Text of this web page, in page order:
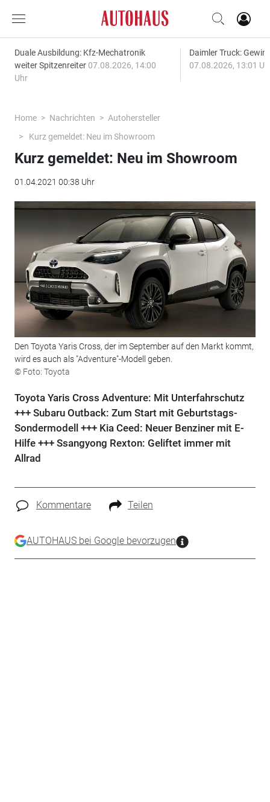
Duale Ausbildung: Kfz-Mechatronik
weiter Spitzenreiter 07.08.2026, 14:00
Uhr
Daimler Truck:
07.08.2026, 13:01
Home Nachrichten
Autohersteller
Kurz gemeldet: Neu im Showroom
Kurz gemeldet: Neu im Showroom
01.04.2021 00:38 Uhr
Den Toyota Yaris Cross, der im September auf den Markt kommt,
wird es auch als "Adventure"-Modell geben.
© Foto: Toyota
Toyota Yaris Cross Adventure: Mit Unterfahrschutz
+++ Subaru Outback: Zum Start mit Geburtstags-
Sondermodell +++ Kia Ceed: Neuer Benziner mit E-
Hilfe +++ Ssangyong Rexton: Geliftet immer mit
Allrad
Kommentare Teilen
AUTOHAUS bei Google bevorzugen